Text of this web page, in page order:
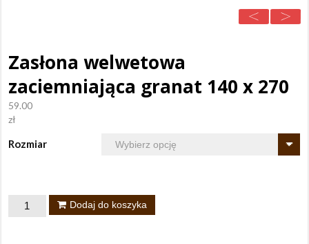
Zasłona welwetowa
zaciemniająca granat 140 x 270
59.00
zł
Rozmiar
ilość
Dodaj do koszyka